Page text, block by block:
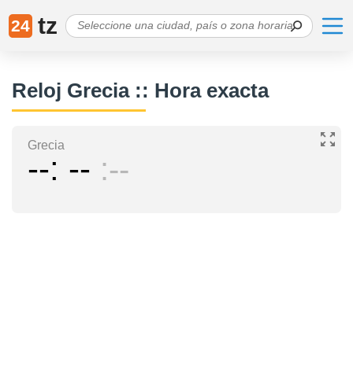
24 tz
Reloj Grecia :: Hora exacta
Grecia
-- -- --